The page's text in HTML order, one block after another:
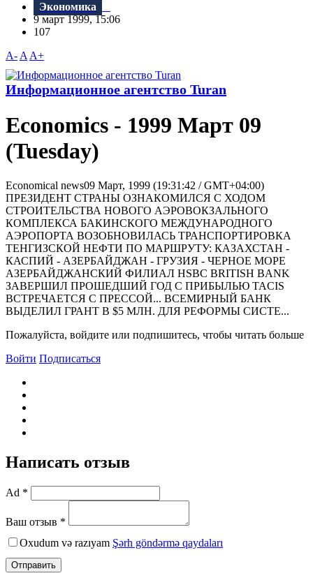
Экономика
9 март 1999, 15:06
107
A- A A+
Информационное агентство Turan
Economics - 1999 Март 09
(Tuesday)
Economical news09 Март, 1999 (19:31:42 / GMT+04:00)
ПРЕЗИДЕНТ СТРАНЫ ОЗНАКОМИЛСЯ С ХОДОМ
СТРОИТЕЛЬСТВА НОВОГО АЭРОВОКЗАЛЬНОГО
КОМПЛЕКСА БАКИНСКОГО МЕЖДУНАРОДНОГО
АЭРОПОРТА ВОЗОБНОВИЛАСЬ ТРАНСПОРТИРОВКА
ТЕНГИЗСКОЙ НЕФТИ ПО МАРШРУТУ: КАЗАХСТАН -
КАСПИЙ - АЗЕРБАЙДЖАН - ГРУЗИЯ - ЧЕРНОЕ МОРЕ
АЗЕРБАЙДЖАНСКИЙ ФИЛИАЛ НSBC BRITISН BANK
ЗАВЕРШИЛ ПРОШЕДШИЙ ГОД С ПРИБЫЛЬЮ TACIS
ВСТРЕЧАЕТСЯ С ПРЕССОЙ... ВСЕМИРНЫЙ БАНК
ВЫДЕЛИЛ ГРАНТ В $5 МЛН. ДЛЯ РЕФОРМЫ СИСТЕ...
Пожалуйста, войдите или подпишитесь, чтобы читать больше
Войти Подписаться
Написать отзыв
Ad *
Ваш отзыв *
Oxudum və razıyam Şərh göndərmə qaydaları
Отправить